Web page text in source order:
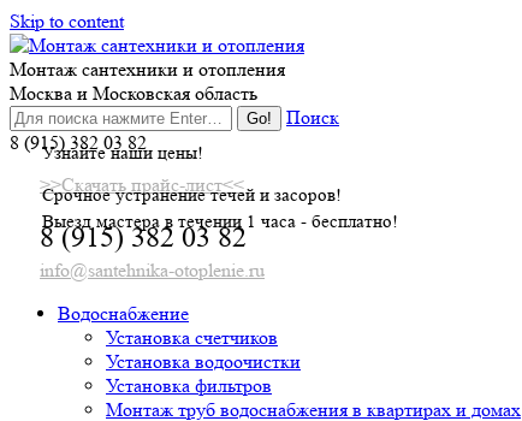
Skip to content
Монтаж сантехники и отопления
Москва и Московская область
Поиск
8 (915) 382 03 82
Узнайте наши цены!
>>Скачать прайс-лист<<
Срочное устранение течей и засоров!
Выезд мастера в течении 1 часа - бесплатно!
8 (915) 382 03 82
info@santehnika-otoplenie.ru
Водоснабжение
Установка счетчиков
Установка водоочистки
Установка фильтров
Монтаж труб водоснабжения в квартирах и домах